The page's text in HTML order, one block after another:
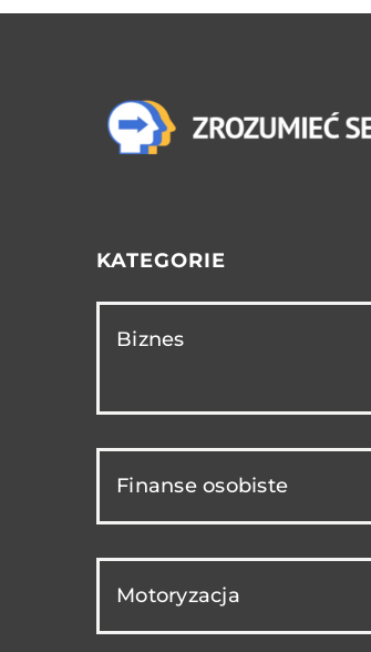
KATEGORIE
Biznes
Finanse osobiste
Motoryzacja